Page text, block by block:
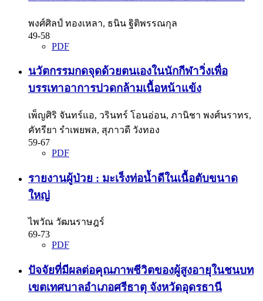
พงศ์ศิลป์ ทองเหลา, ธนิน ฐิติพรรณกุล
49-58
PDF
นวัตกรรมกดจุดด้วยตนเองในนักกีฬาวิ่งเพื่อ
บรรเทาอาการปวดกล้ามเนื้อหน้าแข้ง
เพ็ญศิริ จันทร์แอ, วรินทร์ โอนอ่อน, ภานิชา พงศ์นราทร,
คัทรียา รำเพยพล, สุภาวดี วังทอง
59-67
PDF
รายงานผู้ป่วย : มะเร็งท่อน้ำดีในเนื้อตับขนาด
ใหญ่
ไพวัณ วัฒนราษฎร์
69-73
PDF
ปัจจัยที่มีผลต่อคุณภาพชีวิตของผู้สูงอายุในชนบท
เขตเทศบาลอำเภอศรีธาตุ จังหวัดอุดรธานี